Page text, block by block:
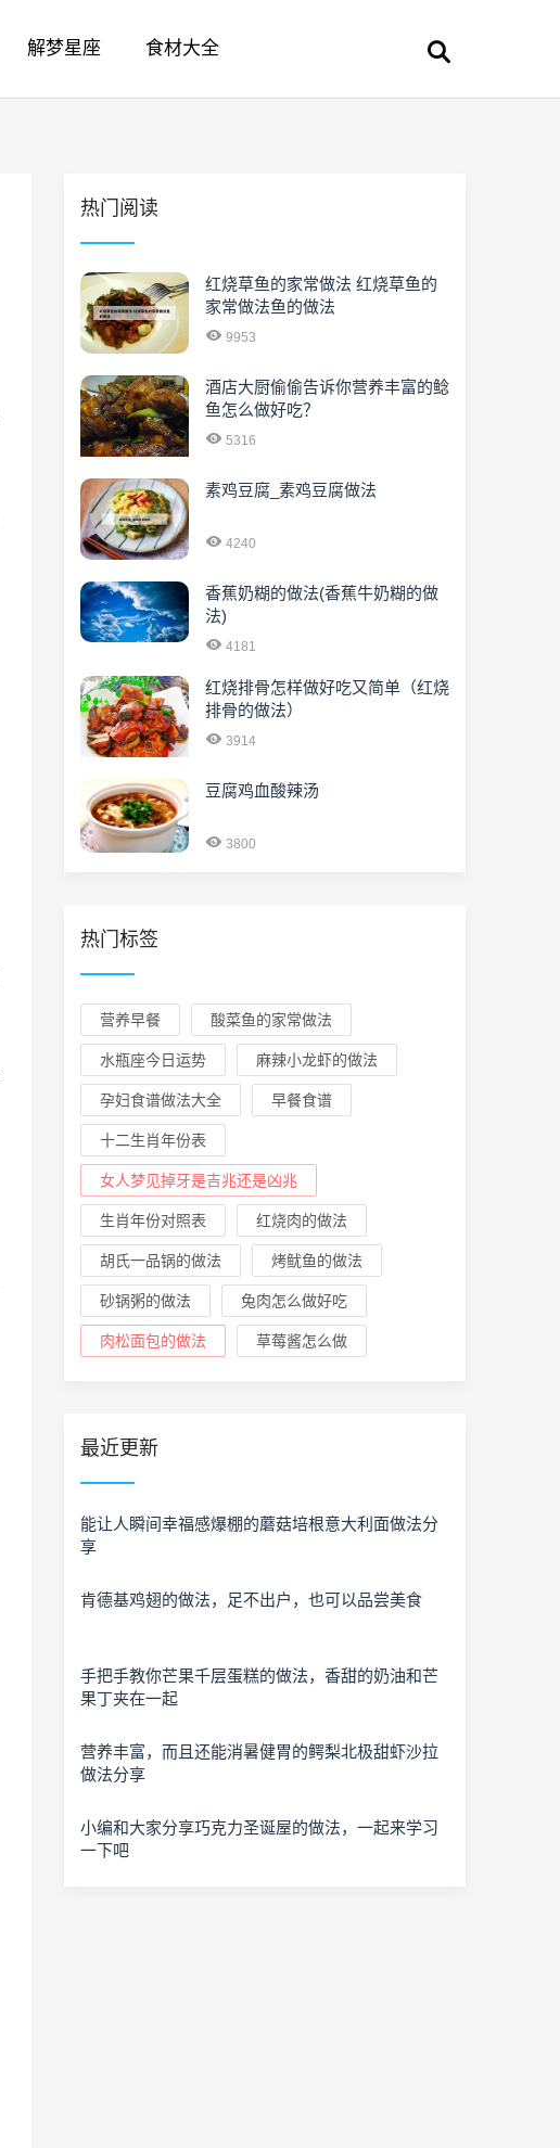
解梦星座 食材大全
热门阅读
红烧草鱼的家常做法 红烧草鱼的
家常做法鱼的做法
9953
酒店大厨偷偷告诉你营养丰富的鲶
鱼怎么做好吃？
5316
素鸡豆腐_素鸡豆腐做法
4240
香蕉奶糊的做法(香蕉牛奶糊的做
法)
4181
红烧排骨怎样做好吃又简单（红烧
排骨的做法）
3914
豆腐鸡血酸辣汤
3800
热门标签
营养早餐 酸菜鱼的家常做法
水瓶座今日运势 麻辣小龙虾的做法
孕妇食谱做法大全 早餐食谱
十二生肖年份表
女人梦见掉牙是吉兆还是凶兆
生肖年份对照表 红烧肉的做法
胡氏一品锅的做法 烤鱿鱼的做法
砂锅粥的做法 兔肉怎么做好吃
肉松面包的做法 草莓酱怎么做
最近更新
能让人瞬间幸福感爆棚的蘑菇培根意大利面做法分
享
肯德基鸡翅的做法，足不出户，也可以品尝美食
手把手教你芒果千层蛋糕的做法，香甜的奶油和芒
果丁夹在一起
营养丰富，而且还能消暑健胃的鳄梨北极甜虾沙拉
做法分享
小编和大家分享巧克力圣诞屋的做法，一起来学习
一下吧